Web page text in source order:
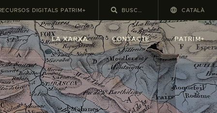
DIGITALS PATRIM+ CATALÀ
LA XARXA CONTACTE PATRIM+